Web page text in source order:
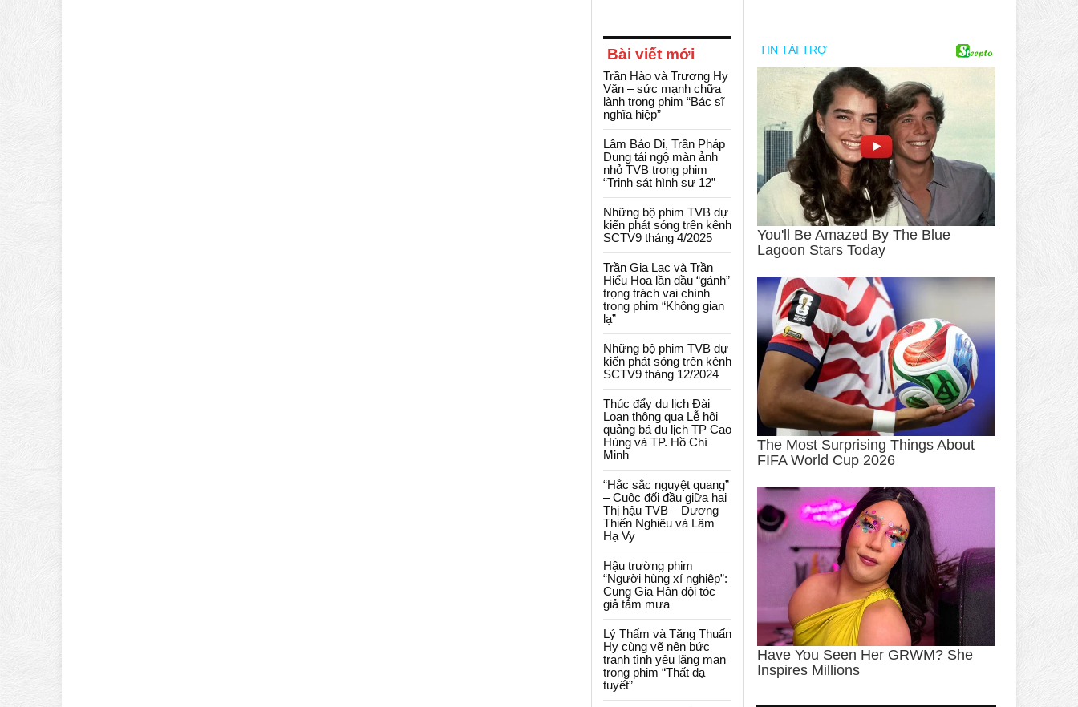
Bài viết mới
Trần Hào và Trương Hy
Văn – sức mạnh chữa
lành trong phim “Bác sĩ
nghĩa hiệp”
Lâm Bảo Di, Trần Pháp
Dung tái ngộ màn ảnh
nhỏ TVB trong phim
“Trinh sát hình sự 12”
Những bộ phim TVB dự
kiến phát sóng trên kênh
SCTV9 tháng 4/2025
Trần Gia Lạc và Trần
Hiểu Hoa lần đầu “gánh”
trọng trách vai chính
trong phim “Không gian
lạ”
Những bộ phim TVB dự
kiến phát sóng trên kênh
SCTV9 tháng 12/2024
Thúc đẩy du lịch Đài
Loan thông qua Lễ hội
quảng bá du lịch TP Cao
Hùng và TP. Hồ Chí
Minh
“Hắc sắc nguyệt quang”
– Cuộc đối đầu giữa hai
Thị hậu TVB – Dương
Thiến Nghiêu và Lâm
Hạ Vy
Hậu trường phim
“Người hùng xí nghiệp”:
Cung Gia Hân đội tóc
giả tắm mưa
Lý Thấm và Tăng Thuấn
Hy cùng vẽ nên bức
tranh tình yêu lãng mạn
trong phim “Thất dạ
tuyết”